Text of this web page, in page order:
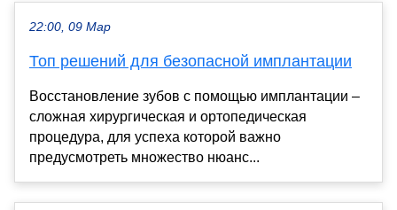
22:00, 09 Мар
Топ решений для безопасной имплантации
Восстановление зубов с помощью имплантации –
сложная хирургическая и ортопедическая
процедура, для успеха которой важно
предусмотреть множество нюанс...